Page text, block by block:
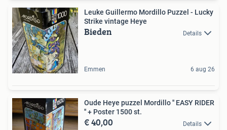
Leuke Guillermo Mordillo Puzzel - Lucky
Strike vintage Heye
Bieden Details
Emmen 6 aug 26
Oude Heye puzzel Mordillo '' EASY RIDER
'' + Poster 1500 st.
€ 40,00 Details